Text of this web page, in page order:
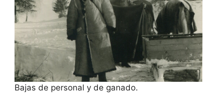
Bajas de personal y de ganado.